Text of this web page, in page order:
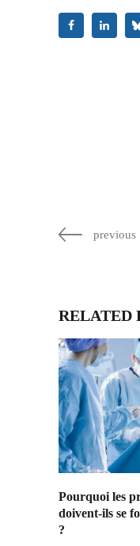
previous
RELATED
Pourquoi les
doivent-ils se
?